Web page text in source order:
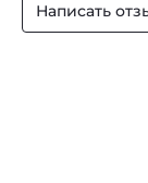
Написать